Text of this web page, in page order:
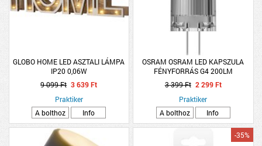
GLOBO HOME LED ASZTALI LÁMPA
IP20 0,06W
9 099 Ft 3 639 Ft
Praktiker
A bolthoz
Info
OSRAM OSRAM LED KAPSZULA
FÉNYFORRÁS G4 200LM
DIMMELHETŐ
3 399 Ft 2 299 Ft
Praktiker
A bolthoz
Info
-35%